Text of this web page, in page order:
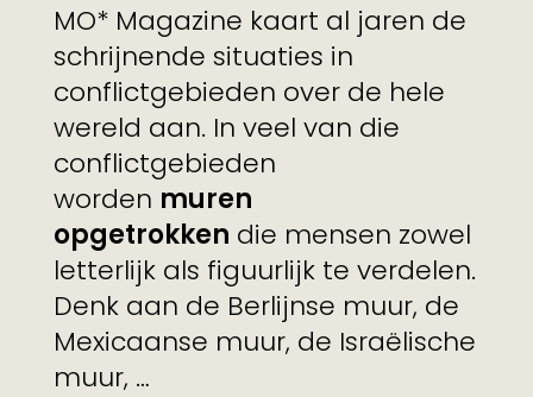
MO* Magazine kaart al jaren de
schrijnende situaties in
conflictgebieden over de hele
wereld aan. In veel van die
conflictgebieden
worden muren
opgetrokken die mensen zowel
letterlijk als figuurlijk te verdelen.
Denk aan de Berlijnse muur, de
Mexicaanse muur, de Israëlische
muur, …